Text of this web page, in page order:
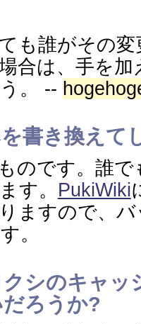
も誰がその
合は、手を
。 --
書き換えて
のです。誰
す。 PukiWiki
ますので、
。
シのキャッ
ろうか?